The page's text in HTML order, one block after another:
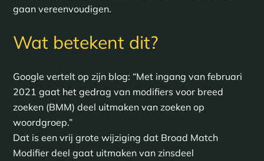
gaan vereenvoudigen.
Wat betekent dit?
Google vertelt op zijn blog: “Met ingang van februari
2021 gaat het gedrag van modifiers voor breed
zoeken (BMM) deel uitmaken van zoeken op
woordgroep.”
Dat is een vrij grote wijziging dat Broad Match
Modifier deel gaat uitmaken van zinsdeel